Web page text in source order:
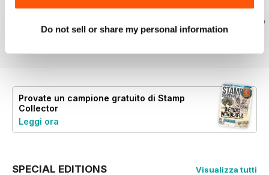
Do not sell or share my personal information
August 2026 July 2026
Al carrello
June 2026
€7,99
Provate un campione gratuito di Stamp
Collector
Leggi ora
SPECIAL EDITIONS Visualizza tutti